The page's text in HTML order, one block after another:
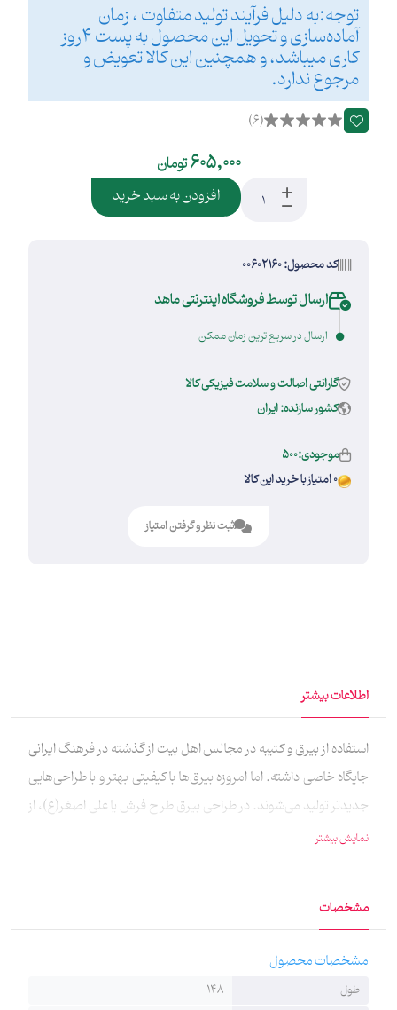
توجه:به دلیل فرآیند تولید متفاوت ، زمان
آماده‌سازی و تحویل این محصول به پست 4روز
کاری میباشد، و همچنین این کالا تعویض و
مرجوع ندارد.
(6)
605,000تومان
افزودن به سبد خرید
کد محصول: 00602160
ارسال توسط فروشگاه اینترنتی ماهد
ارسال در سریع ترین زمان ممکن
گارانتی اصالت و سلامت فیزیکی کالا
کشور سازنده: ایران
موجودی:500
0 امتیاز با خرید این کالا
ثبت نظر و گرفتن امتیاز
اطلاعات بیشتر
استفاده از بیرق و کتیبه در مجالس اهل بیت از گذشته در فرهنگ ایرانی
جایگاه خاصی داشته. اما امروزه بیرق‌ها با کیفیتی بهتر و با طراحی‌هایی
جدیدتر تولید می‌شوند. در طراحی بیرق طرح فرش یا علی‌ اصغر(ع)، از
نقوش سنتی فرش ایرانی الهام گرفته شده است که زیبایی این بیرق را
کنید. این کار توسط آقای سید احمد باقریان طراحی شده و توسط جناب
نمایش بیشتر
مشخصات
مشخصات محصول
طول
148